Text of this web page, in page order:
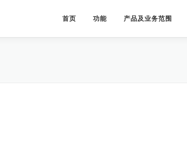
首页 功能 产品及业务范围